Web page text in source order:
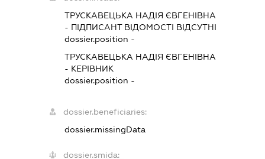
ТРУСКАВЕЦЬКА НАДІЯ ЄВГЕНІВНА
- ПІДПИСАНТВІДОМОСТІ ВІДСУТНІ
dossier.position -
ТРУСКАВЕЦЬКА НАДІЯ ЄВГЕНІВНА
- КЕРІВНИК
dossier.position -
dossier.beneficiaries:
dossier.missingData
dossier.smida: